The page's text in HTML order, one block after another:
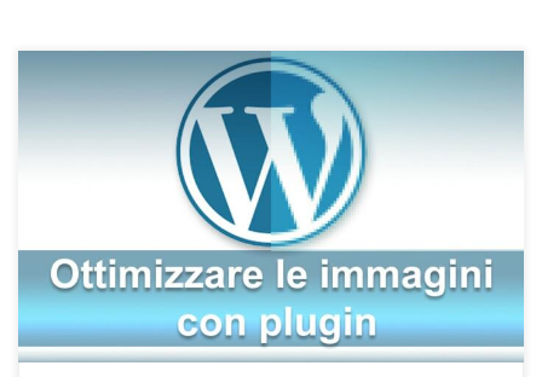
Gestisci un sito web creato con WordPress ed hai bisogno di
ottimizzare molte immagini insieme? Hai dimenticato di
comprimere le fotografie o le immagini prima della
pubblicazione sul sito WordPress? Vuoi ottimizzare i contenuti
multimediali per aumentare la SEO del tuo sito web? La chiave
del vero successo sul web è la costante ottimizzazione di ogni
singolo aspetto del sito […]